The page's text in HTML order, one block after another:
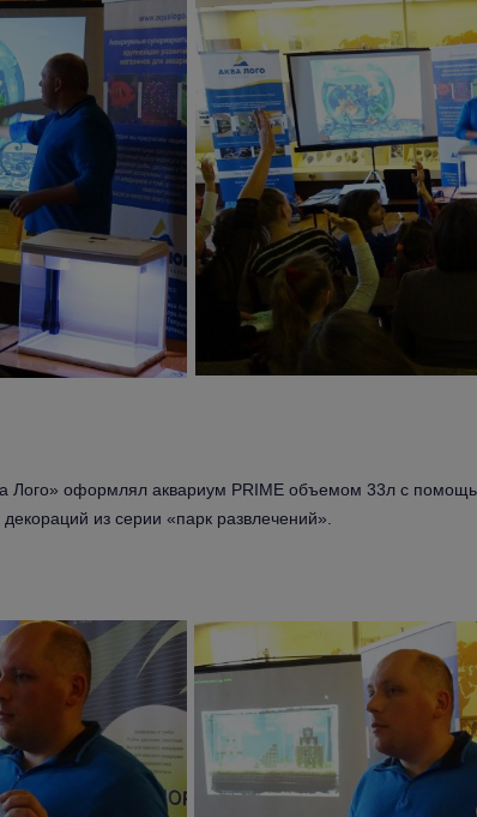
Лого» оформлял аквариум PRIME объемом 33л с
из серии «парк развлечений».